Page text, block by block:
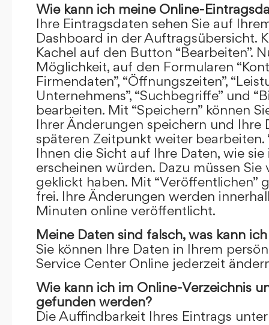
Wie kann ich meine Online-
Ihre Eintragsdaten sehen Sie auf
Dashboard in der Auftragsübersicht.
Kachel auf den Button “Bearbeiten”.
Möglichkeit, auf den Formularen
Firmendaten”, “Öffnungszeiten”,
Unternehmens”, “Suchbegriffe” und
bearbeiten. Mit “Speichern” können
Ihrer Änderungen speichern und Ihre
späteren Zeitpunkt weiter bearbeiten.
Ihnen die Sicht auf Ihre Daten, wie
erscheinen würden. Dazu müssen Sie
geklickt haben. Mit “Veröffentlichen”
frei. Ihre Änderungen werden
Minuten online veröffentlicht.
Meine Daten sind falsch, was kann
Sie können Ihre Daten in Ihrem
Service Center Online jederzeit
Wie kann ich im Online-Verzeichnis
gefunden werden?
Die Auffindbarkeit Ihres Eintrags